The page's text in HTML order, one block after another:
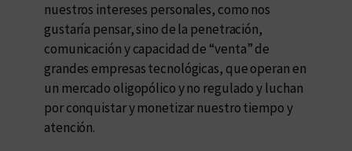
nuestros intereses personales, como nos
gustaría pensar, sino de la penetración,
comunicación y capacidad de “venta” de
grandes empresas tecnológicas, que operan en
un mercado oligopólico y no regulado y luchan
por conquistar y monetizar nuestro tiempo y
atención.